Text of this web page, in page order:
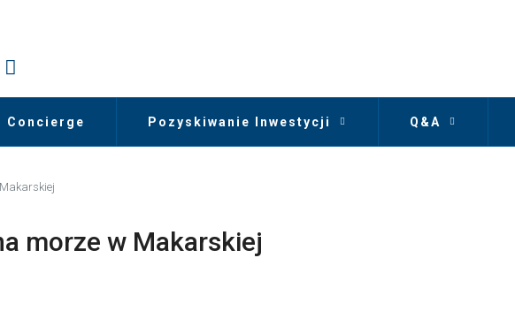
Concierge Pozyskiwanie Inwestycji Q&A
morze w Makarskiej